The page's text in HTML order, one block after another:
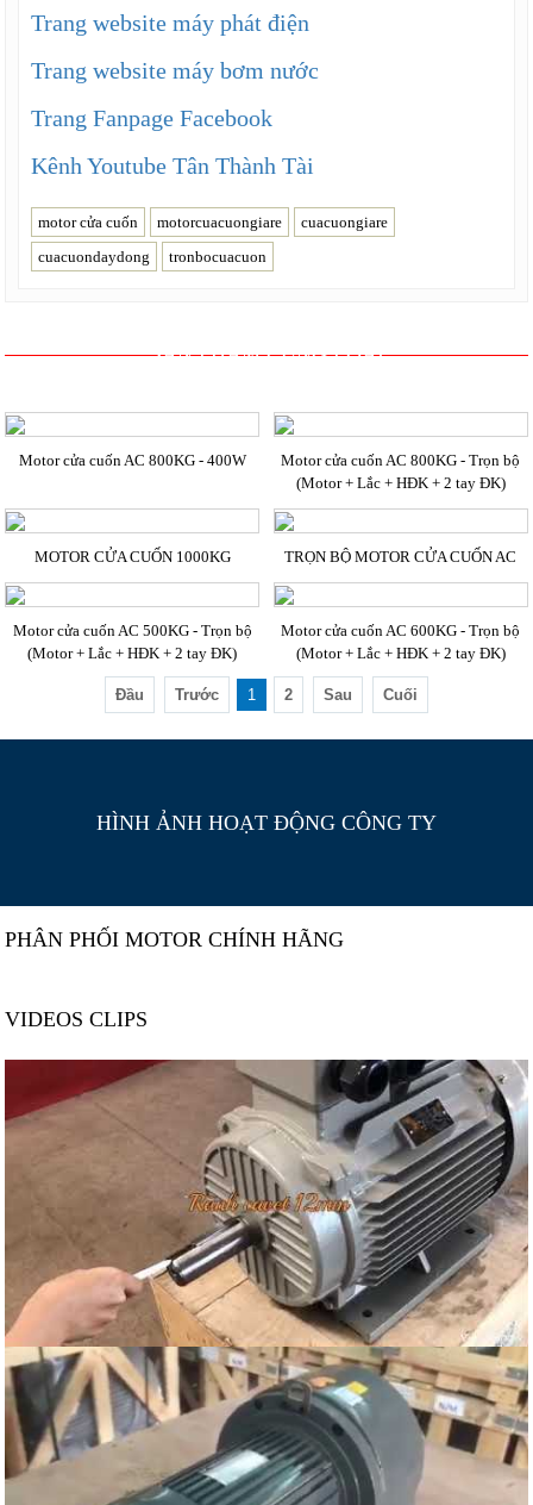
Trang website máy phát điện
Trang website máy bơm nước
Trang Fanpage Facebook
Kênh Youtube Tân Thành Tài
motor cửa cuốn motorcuacuongiare
cuacuongiare
cuacuondaydong
tronbocuacuon
SẢN PHẨM CÙNG LOẠI
Motor cửa cuốn AC 800KG - 400W
Motor cửa cuốn AC 800KG - Trọn bộ
(Motor + Lắc + HĐK + 2 tay ĐK)
MOTOR CỬA CUỐN 1000KG TRỌN BỘ MOTOR CỬA CUỐN AC
Motor cửa cuốn AC 500KG - Trọn bộ
(Motor + Lắc + HĐK + 2 tay ĐK)
Motor cửa cuốn AC 600KG - Trọn bộ
(Motor + Lắc + HĐK + 2 tay ĐK)
Đầu Trước 1 2 Sau Cuối
HÌNH ẢNH HOẠT ĐỘNG CÔNG TY
PHÂN PHỐI MOTOR CHÍNH HÃNG
VIDEOS CLIPS